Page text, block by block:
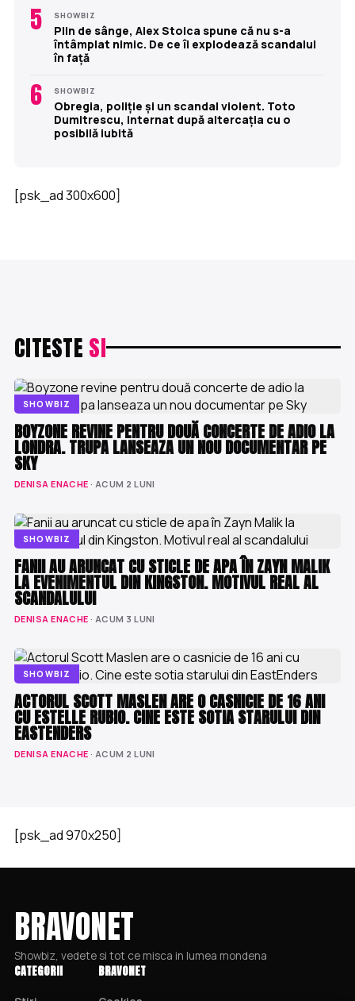
5 SHOWBIZ
Plin de sânge, Alex Stoica spune că nu s-a
întâmplat nimic. De ce îi explodează scandalul
în față
6 SHOWBIZ
Obregia, poliție și un scandal violent. Toto
Dumitrescu, internat după altercația cu o
posibilă iubită
[psk_ad 300x600]
CITESTE SI
SHOWBIZ
BOYZONE REVINE PENTRU DOUĂ CONCERTE DE ADIO LA
LONDRA. TRUPA LANSEAZA UN NOU DOCUMENTAR PE
SKY
DENISA ENACHE · ACUM 2 LUNI
SHOWBIZ
FANII AU ARUNCAT CU STICLE DE APA ÎN ZAYN MALIK
LA EVENIMENTUL DIN KINGSTON. MOTIVUL REAL AL
SCANDALULUI
DENISA ENACHE · ACUM 3 LUNI
SHOWBIZ
ACTORUL SCOTT MASLEN ARE O CASNICIE DE 16 ANI
CU ESTELLE RUBIO. CINE ESTE SOTIA STARULUI DIN
EASTENDERS
DENISA ENACHE · ACUM 2 LUNI
[psk_ad 970x250]
BRAVONET
Showbiz, vedete si tot ce misca in lumea mondena
CATEGORII BRAVONET